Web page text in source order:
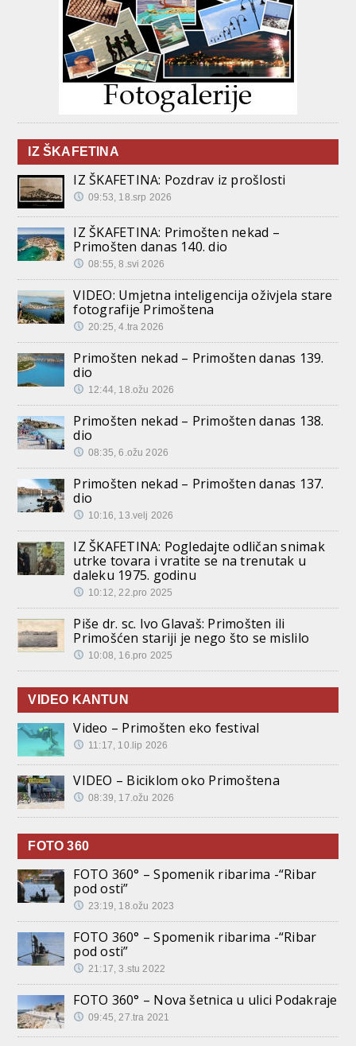
IZ ŠKAFETINA
IZ ŠKAFETINA: Pozdrav iz prošlosti
09:53, 18.srp 2026
IZ ŠKAFETINA: Primošten nekad –
Primošten danas 140. dio
08:55, 8.svi 2026
VIDEO: Umjetna inteligencija oživjela stare
fotografije Primoštena
20:25, 4.tra 2026
Primošten nekad – Primošten danas 139.
dio
12:44, 18.ožu 2026
Primošten nekad – Primošten danas 138.
dio
08:35, 6.ožu 2026
Primošten nekad – Primošten danas 137.
dio
10:16, 13.velj 2026
IZ ŠKAFETINA: Pogledajte odličan snimak
utrke tovara i vratite se na trenutak u
daleku 1975. godinu
10:12, 22.pro 2025
Piše dr. sc. Ivo Glavaš: Primošten ili
Primošćen stariji je nego što se mislilo
10:08, 16.pro 2025
VIDEO KANTUN
Video – Primošten eko festival
11:17, 10.lip 2026
VIDEO – Biciklom oko Primoštena
08:39, 17.ožu 2026
FOTO 360
FOTO 360° – Spomenik ribarima -“Ribar
pod osti”
23:19, 18.ožu 2023
FOTO 360° – Spomenik ribarima -“Ribar
pod osti”
21:17, 3.stu 2022
FOTO 360° – Nova šetnica u ulici Podakraje
09:45, 27.tra 2021